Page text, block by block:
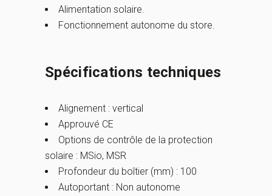
Alimentation solaire.
Fonctionnement autonome du store.
Spécifications techniques
Alignement : vertical
Approuvé CE
Options de contrôle de la protection
solaire : MSio, MSR
Profondeur du boîtier (mm) : 100
Autoportant : Non autonome